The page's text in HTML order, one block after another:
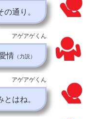
の通り。
アゲアゲくん
情 （力説）
アゲアゲくん
はね。